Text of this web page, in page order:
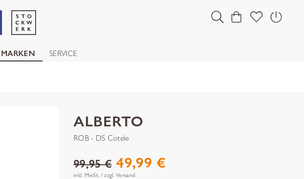
MARKEN SERVICE
ALBERTO
ROB - DS Cotele
99,95 € 49,99 €
inkl. MwSt. / zzgl. Versand